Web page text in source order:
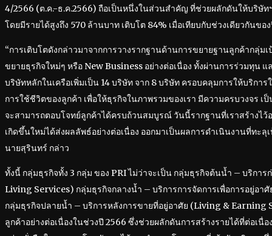
4/2566 (ต.ค.-ธ.ค.2566) ถือเป็นหนึ่งในส่วนสำคัญ ที่ช่วยผลักดันให้บริษัท
โดยมีรายได้สูงถึง 570 ล้านบาท เติบโต 84% เมื่อเทียบกับช่วงเดียวกันขอ
“การเติบโตดังกล่าวมาจากการวางรากฐานด้านการขยายฐานลูกค้ากลุ่ม
ขยายธุรกิจใหม่ๆ หรือ New Business อย่างต่อเนื่อง ทั้งผ่านการร่วมทุน แ
บริษัทหลักในเครือเพิ่มเป็น 14 บริษัท จาก 8 บริษัท ครอบคลุมการให้บริกา
การใช้ชีวิตของลูกค้า เพื่อให้ธุรกิจในภาพรวมของเรา มีความครบวงจร
จะสามารถตอบโจทย์ลูกค้าได้ครบถ้วนสมบูรณ์ วันนี้รากฐานที่เราสร้างไว้
เกิดขึ้นใหม่ได้ส่งผลลัพธ์อย่างต่อเนื่อง ออกมาเป็นผลการดำเนินงานที่ทะลุ
นายสุรินทร์ กล่าว
ทั้งนี้ กลุ่มธุรกิจทั้ง 3 กลุ่ม ของ PRI ไม่ว่าจะเป็น กลุ่มธุรกิจต้นน้ำ – บริกา
Living Services) กลุ่มธุรกิจกลางน้ำ – บริการการจัดการเพื่อการอยู่อา
กลุ่มธุรกิจปลายน้ำ – บริการหลังการขายที่อยู่อาศัย (Living & Earning
ลูกค้าอย่างต่อเนื่องในช่วงปี 2566 ซึ่งช่วยผลักดันการสร้างรายได้ที่ต่อเ